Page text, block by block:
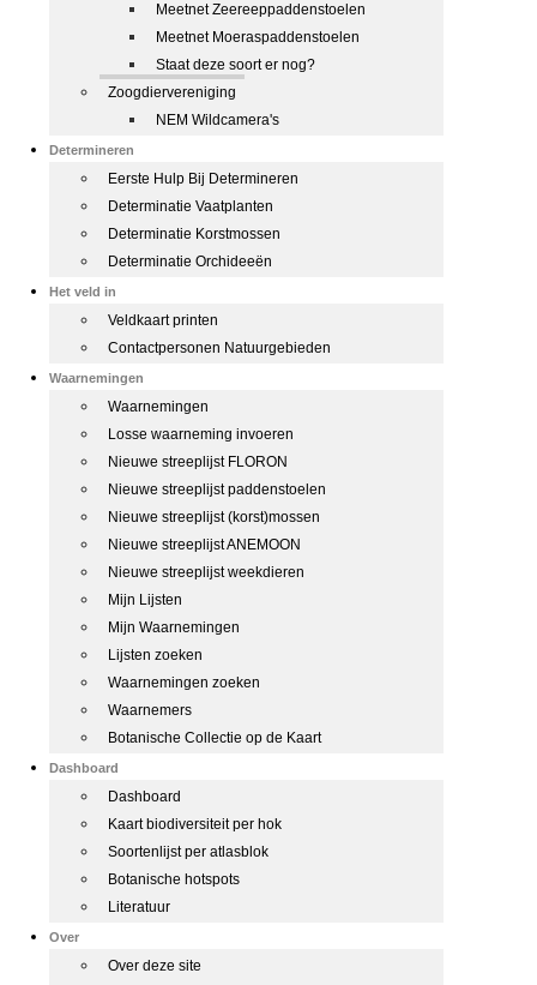
Meetnet Zeereeppaddenstoelen
Meetnet Moeraspaddenstoelen
Staat deze soort er nog?
Zoogdiervereniging
NEM Wildcamera's
Determineren
Eerste Hulp Bij Determineren
Determinatie Vaatplanten
Determinatie Korstmossen
Determinatie Orchideeën
Het veld in
Veldkaart printen
Contactpersonen Natuurgebieden
Waarnemingen
Waarnemingen
Losse waarneming invoeren
Nieuwe streeplijst FLORON
Nieuwe streeplijst paddenstoelen
Nieuwe streeplijst (korst)mossen
Nieuwe streeplijst ANEMOON
Nieuwe streeplijst weekdieren
Mijn Lijsten
Mijn Waarnemingen
Lijsten zoeken
Waarnemingen zoeken
Waarnemers
Botanische Collectie op de Kaart
Dashboard
Dashboard
Kaart biodiversiteit per hok
Soortenlijst per atlasblok
Botanische hotspots
Literatuur
Over
Over deze site